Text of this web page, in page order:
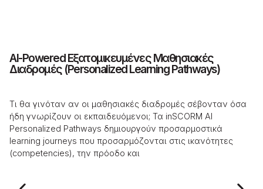
AI-Powered Εξατομικευμένες Μαθησιακές
Διαδρομές (Personalized Learning Pathways)
Τι θα γινόταν αν οι μαθησιακές διαδρομές σέβονταν όσα
ήδη γνωρίζουν οι εκπαιδευόμενοι; Τα inSCORM AI
Personalized Pathways δημιουργούν προσαρμοστικά
learning journeys που προσαρμόζονται στις ικανότητες
(competencies), την πρόοδο και